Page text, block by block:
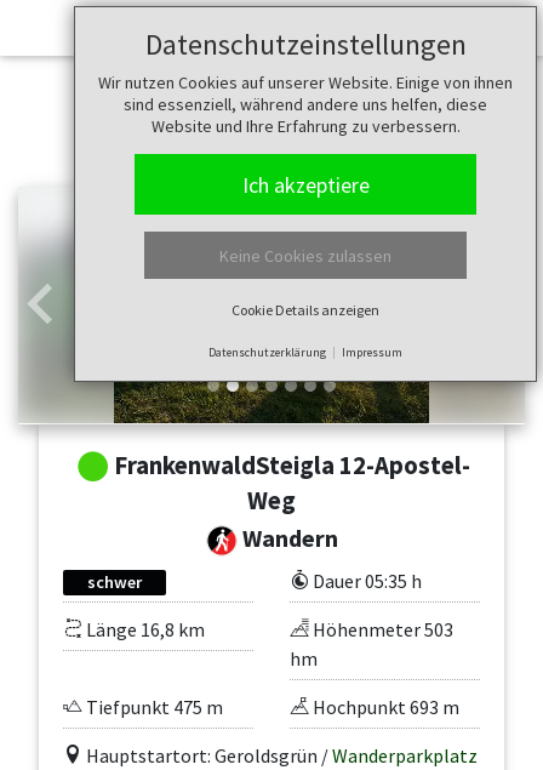
Datenschutzeinstellungen
Wir nutzen Cookies auf unserer Website. Einige von ihnen
sind essenziell, während andere uns helfen, diese
Website und Ihre Erfahrung zu verbessern.
Ich akzeptiere
Keine Cookies zulassen
Cookie Details anzeigen
Datenschutzerklärung Impressum
Zurück
FrankenwaldSteigla 12-Apostel-
Weg
Wandern
schwer
Dauer 05:35 h
Länge 16,8 km
Höhenmeter 503
hm
Tiefpunkt 475 m
Hochpunkt 693 m
Hauptstartort: Geroldsgrün /Wanderparkplatz